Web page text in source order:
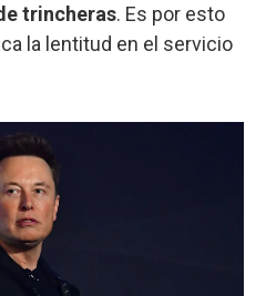
trincheras. Es por esto
la lentitud en el servicio